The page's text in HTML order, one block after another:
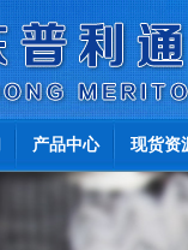
产品中心 现货资